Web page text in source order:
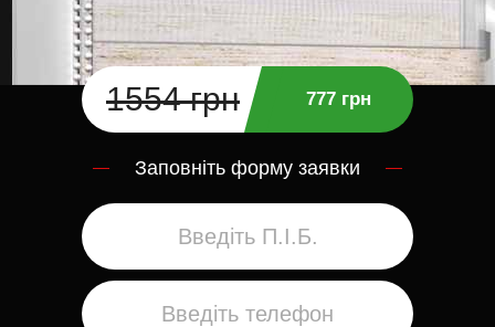
1554 грн 777 грн
Заповніть форму заявки